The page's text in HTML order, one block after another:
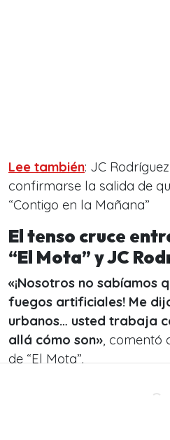
Lee también: JC
confirmarse la salida de
“Contigo en la Mañana”
El tenso cruce
“El Mota” y JC
«¡Nosotros no sabíamos
fuegos artificiales! Me
urbanos… usted trabaja
allá cómo son», comentó
de “El Mota”.